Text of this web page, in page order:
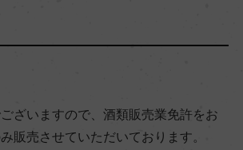
ざいますので、酒類販売業免許をお
販売させていただいております。